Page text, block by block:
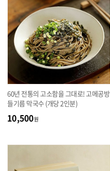
60년 전통의 고소함을 그대로! 고메공방
들기름 막국수 (개당 2인분)
10,500원